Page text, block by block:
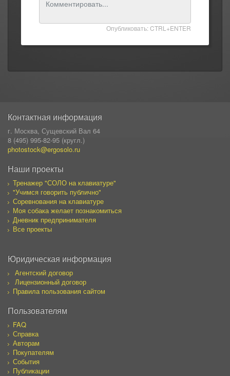
Опубликовать: CTRL+ENTER
Контактная информация
г. Москва, Сущевский Вал 64
8 (495) 995-82-95 (кругл.)
photostock@ergosolo.ru
Наши проекты
Тренажер "СОЛО на клавиатуре"
"Учимся говорить публично"
Соревнования на клавиатуре
Моя собака желает познакомиться
Дневник предпринимателя
Все проекты
Юридическая информация
Агентский договор
Лицензионный договор
Правила пользования сайтом
Пользователям
FAQ
Справка
Авторам
Покупателям
События
Публикации